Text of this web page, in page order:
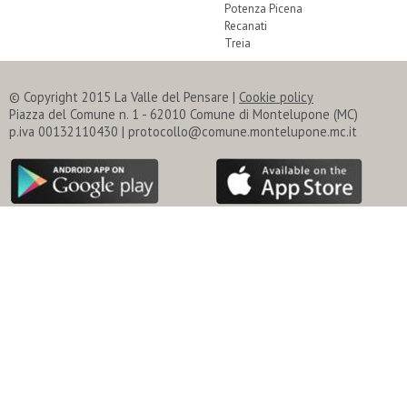
Potenza Picena
Recanati
Treia
© Copyright 2015 La Valle del Pensare | Cookie policy
Piazza del Comune n. 1 - 62010 Comune di Montelupone (MC)
p.iva 00132110430 | protocollo@comune.montelupone.mc.it